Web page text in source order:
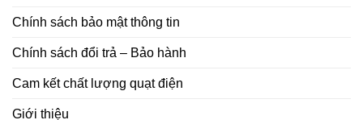
Chính sách bảo mật thông tin
Chính sách đổi trả – Bảo hành
Cam kết chất lượng quạt điện
Giới thiệu